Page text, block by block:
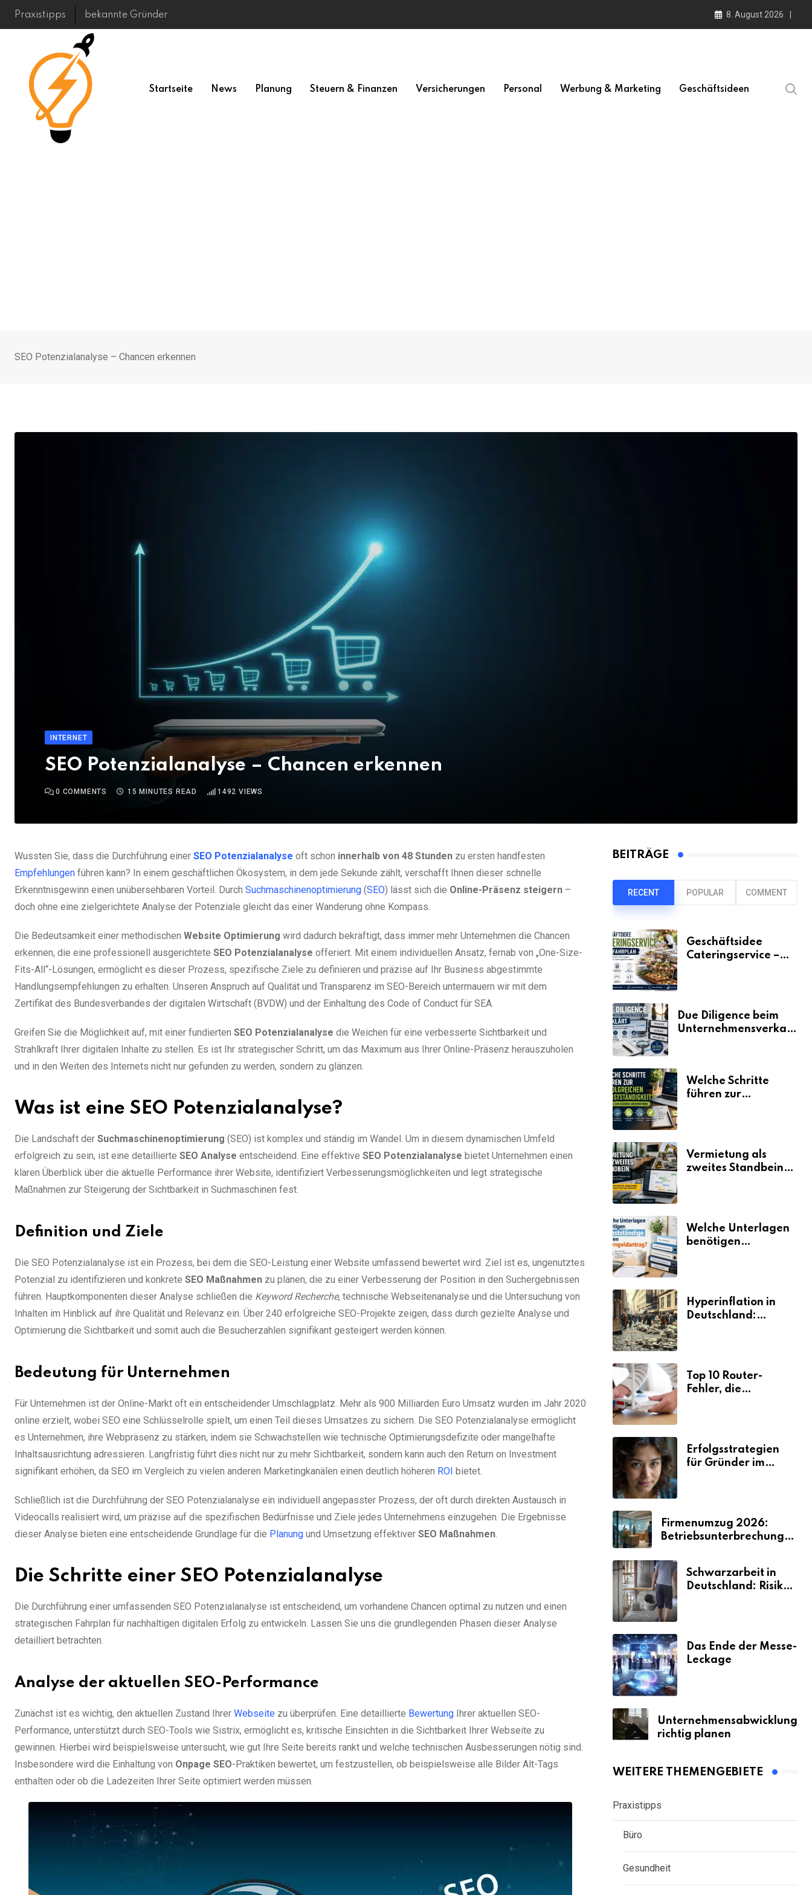
Skip
Praxistipps bekannte Gründer 8. August 2026
Startseite News Planung Steuern & Finanzen Versicherungen Personal Werbung & Marketing Geschäftsideen
SEO Potenzialanalyse – Chancen erkennen
INTERNET
SEO Potenzialanalyse – Chancen erkennen
0 COMMENTS 15 MINUTES READ 1492 VIEWS
Wussten Sie, dass die Durchführung einer SEO Potenzialanalyse oft schon innerhalb von 48 Stunden zu ersten handfesten
Empfehlungen führen kann? In einem geschäftlichen Ökosystem, in dem jede Sekunde zählt, verschafft Ihnen dieser schnelle
Erkenntnisgewinn einen unübersehbaren Vorteil. Durch Suchmaschinenoptimierung (SEO) lässt sich die Online-Präsenz steigern –
doch ohne eine zielgerichtete Analyse der Potenziale gleicht das einer Wanderung ohne Kompass.
Die Bedeutsamkeit einer methodischen Website Optimierung wird dadurch bekräftigt, dass immer mehr Unternehmen die Chancen
erkennen, die eine professionell ausgerichtete SEO Potenzialanalyse offeriert. Mit einem individuellen Ansatz, fernab von „One-Size-
Fits-All“-Lösungen, ermöglicht es dieser Prozess, spezifische Ziele zu definieren und präzise auf Ihr Business abgestimmte
Handlungsempfehlungen zu erhalten. Unseren Anspruch auf Qualität und Transparenz im SEO-Bereich untermauern wir mit dem
Zertifikat des Bundesverbandes der digitalen Wirtschaft (BVDW) und der Einhaltung des Code of Conduct für SEA.
Greifen Sie die Möglichkeit auf, mit einer fundierten SEO Potenzialanalyse die Weichen für eine verbesserte Sichtbarkeit und
Strahlkraft Ihrer digitalen Inhalte zu stellen. Es ist Ihr strategischer Schritt, um das Maximum aus Ihrer Online-Präsenz herauszuholen
und in den Weiten des Internets nicht nur gefunden zu werden, sondern zu glänzen.
Was ist eine SEO Potenzialanalyse?
Die Landschaft der Suchmaschinenoptimierung (SEO) ist komplex und ständig im Wandel. Um in diesem dynamischen Umfeld
erfolgreich zu sein, ist eine detaillierte SEO Analyse entscheidend. Eine effektive SEO Potenzialanalyse bietet Unternehmen einen
klaren Überblick über die aktuelle Performance ihrer Website, identifiziert Verbesserungsmöglichkeiten und legt strategische
Maßnahmen zur Steigerung der Sichtbarkeit in Suchmaschinen fest.
Definition und Ziele
Die SEO Potenzialanalyse ist ein Prozess, bei dem die SEO-Leistung einer Website umfassend bewertet wird. Ziel ist es, ungenutztes
Potenzial zu identifizieren und konkrete SEO Maßnahmen zu planen, die zu einer Verbesserung der Position in den Suchergebnissen
führen. Hauptkomponenten dieser Analyse schließen die Keyword Recherche, technische Webseitenanalyse und die Untersuchung von
Inhalten im Hinblick auf ihre Qualität und Relevanz ein. Über 240 erfolgreiche SEO-Projekte zeigen, dass durch gezielte Analyse und
Optimierung die Sichtbarkeit und somit auch die Besucherzahlen signifikant gesteigert werden können.
Bedeutung für Unternehmen
Für Unternehmen ist der Online-Markt oft ein entscheidender Umschlagplatz. Mehr als 900 Milliarden Euro Umsatz wurden im Jahr 2020
online erzielt, wobei SEO eine Schlüsselrolle spielt, um einen Teil dieses Umsatzes zu sichern. Die SEO Potenzialanalyse ermöglicht
es Unternehmen, ihre Webpräsenz zu stärken, indem sie Schwachstellen wie technische Optimierungsdefizite oder mangelhafte
Inhaltsausrichtung adressieren. Langfristig führt dies nicht nur zu mehr Sichtbarkeit, sondern kann auch den Return on Investment
signifikant erhöhen, da SEO im Vergleich zu vielen anderen Marketingkanälen einen deutlich höheren ROI bietet.
Schließlich ist die Durchführung der SEO Potenzialanalyse ein individuell angepasster Prozess, der oft durch direkten Austausch in
Videocalls realisiert wird, um präzise auf die spezifischen Bedürfnisse und Ziele jedes Unternehmens einzugehen. Die Ergebnisse
dieser Analyse bieten eine entscheidende Grundlage für die Planung und Umsetzung effektiver SEO Maßnahmen.
Die Schritte einer SEO Potenzialanalyse
Die Durchführung einer umfassenden SEO Potenzialanalyse ist entscheidend, um vorhandene Chancen optimal zu nutzen und einen
strategischen Fahrplan für nachhaltigen digitalen Erfolg zu entwickeln. Lassen Sie uns die grundlegenden Phasen dieser Analyse
detailliert betrachten.
Analyse der aktuellen SEO-Performance
Zunächst ist es wichtig, den aktuellen Zustand Ihrer Webseite zu überprüfen. Eine detaillierte Bewertung Ihrer aktuellen SEO-
Performance, unterstützt durch SEO-Tools wie Sistrix, ermöglicht es, kritische Einsichten in die Sichtbarkeit Ihrer Webseite zu
gewinnen. Hierbei wird beispielsweise untersucht, wie gut Ihre Seite bereits rankt und welche technischen Ausbesserungen nötig sind.
Insbesondere wird die Einhaltung von Onpage SEO-Praktiken bewertet, um festzustellen, ob beispielsweise alle Bilder Alt-Tags
enthalten oder ob die Ladezeiten Ihrer Seite optimiert werden müssen.
BEITRÄGE
RECENT POPULAR COMMENT
Geschäftsidee
Cateringservice –
Due Diligence beim
Unternehmensverkauf
Welche Schritte
führen zur
Vermietung als
zweites Standbein:
Umsätze machen
Welche Unterlagen
benötigen
Hyperinflation in
Deutschland:
Top 10 Router-
Fehler, die
Erfolgsstrategien
für Gründer im
Firmenumzug 2026:
Betriebsunterbrechungen
Schwarzarbeit in
Deutschland: Risiken
Das Ende der Messe-
Leckage
Unternehmensabwicklung
richtig planen
WEITERE THEMENGEBIETE
Praxistipps
Büro
Gesundheit